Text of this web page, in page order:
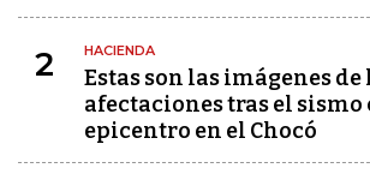
2 HACIENDA
Estas son las imágenes de
afectaciones tras el sismo
epicentro en el Chocó